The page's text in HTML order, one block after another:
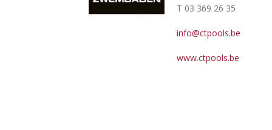
T 03 369 26 35
info@ctpools.be
www.ctpools.be